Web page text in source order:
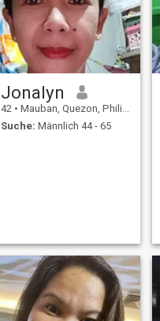
Jonalyn
42 • Mauban, Quezon, Philippinen
Suche: Männlich 44 - 65